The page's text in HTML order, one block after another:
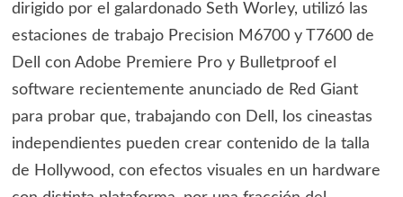
dirigido por el galardonado Seth Worley, utilizó las
estaciones de trabajo Precision M6700 y T7600 de
Dell con Adobe Premiere Pro y Bulletproof el
software recientemente anunciado de Red Giant
para probar que, trabajando con Dell, los cineastas
independientes pueden crear contenido de la talla
de Hollywood, con efectos visuales en un hardware